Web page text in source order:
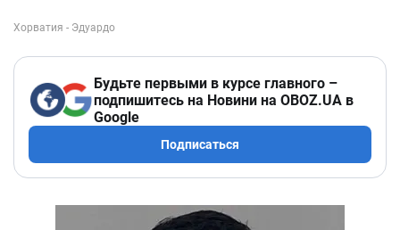
Будьте первыми в курсе главного –
подпишитесь на Новини на OBOZ.UA в
Google
Подписаться